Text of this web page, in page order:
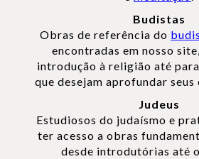
Budistas
Obras de referência do
encontradas em nosso
introdução à religião até
que desejam aprofundar
Judeus
Estudiosos do judaísmo e
ter acesso a obras
desde introdutórias até